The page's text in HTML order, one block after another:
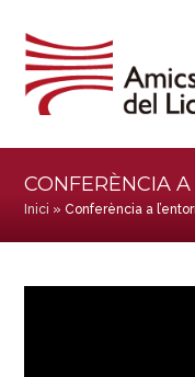
CONFERÈNCIA A
Inici »Conferència a